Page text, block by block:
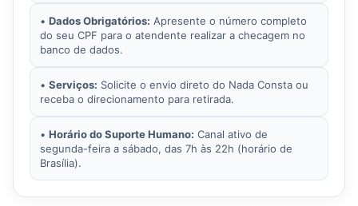
• Dados Obrigatórios: Apresente o número completo
do seu CPF para o atendente realizar a checagem no
banco de dados.
• Serviços: Solicite o envio direto do Nada Consta ou
receba o direcionamento para retirada.
• Horário do Suporte Humano: Canal ativo de
segunda-feira a sábado, das 7h às 22h (horário de
Brasília).